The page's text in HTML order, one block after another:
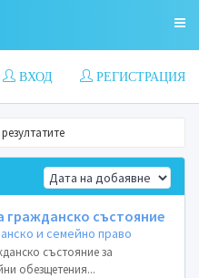
РЕГИСТРАЦИЯ
ВХОД
гражданско състояние
и семейно право
състояние за
обезщетения...